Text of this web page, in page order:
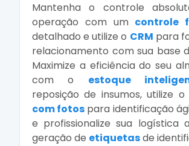
Mantenha o controle
operação com um controle
detalhado e utilize o CRM para
relacionamento com sua base
Maximize a eficiência do seu
com o estoque
reposição de insumos, utilize o
com fotos para identificação
e profissionalize sua logística
geração de etiquetasde